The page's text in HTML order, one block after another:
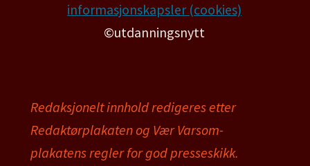
informasjonskapsler (cookies)
©utdanningsnytt
Redaksjonelt innhold redigeres etter
Redaktørplakaten og Vær Varsom-
plakatens regler for god presseskikk.